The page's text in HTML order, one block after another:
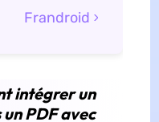
Frandroid
intégrer un
PDF avec